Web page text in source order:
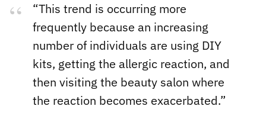
“This trend is occurring more
frequently because an increasing
number of individuals are using DIY
kits, getting the allergic reaction, and
then visiting the beauty salon where
the reaction becomes exacerbated.”